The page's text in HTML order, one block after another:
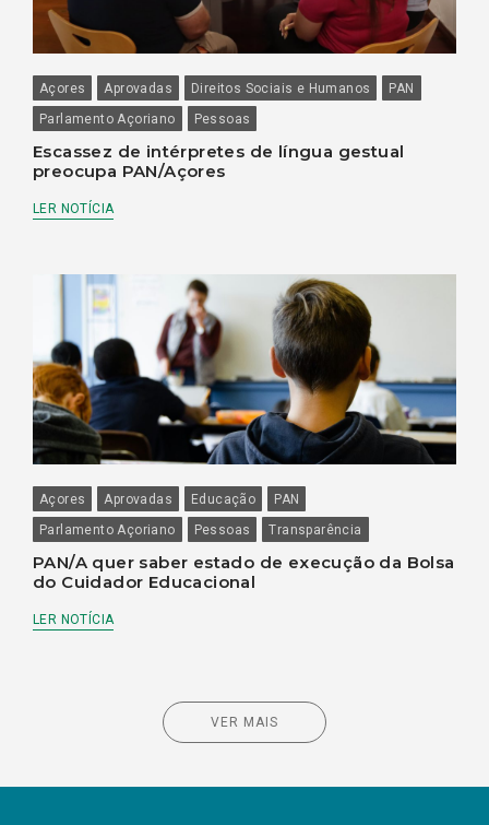
Açores Aprovadas Direitos Sociais e Humanos
PAN
Parlamento Açoriano
Pessoas
Escassez de intérpretes de língua gestual
preocupa PAN/Açores
LER NOTÍCIA
Açores Aprovadas Educação
PAN
Parlamento Açoriano
Pessoas Transparência
PAN/A quer saber estado de execução da Bolsa
do Cuidador Educacional
LER NOTÍCIA
VER MAIS